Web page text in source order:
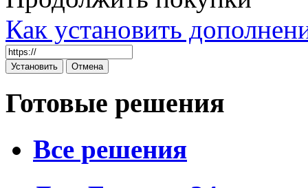
Как установить
Готовые решения
Все решения